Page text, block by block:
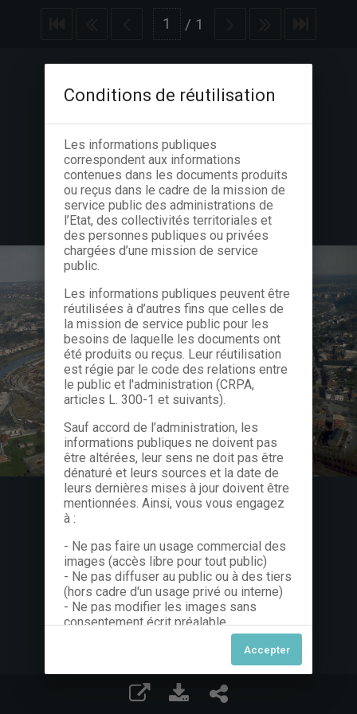
/ 1
Conditions de réutilisation
Les informations publiques
correspondent aux informations
contenues dans les documents produits
ou reçus dans le cadre de la mission de
service public des administrations de
l’Etat, des collectivités territoriales et
des personnes publiques ou privées
chargées d’une mission de service
public.
Les informations publiques peuvent être
réutilisées à d’autres fins que celles de
la mission de service public pour les
besoins de laquelle les documents ont
été produits ou reçus. Leur réutilisation
est régie par le code des relations entre
le public et l'administration (CRPA,
articles L. 300-1 et suivants).
Sauf accord de l’administration, les
informations publiques ne doivent pas
être altérées, leur sens ne doit pas être
dénaturé et leurs sources et la date de
leurs dernières mises à jour doivent être
mentionnées. Ainsi, vous vous engagez
à :
- Ne pas faire un usage commercial des
images (accès libre pour tout public)
- Ne pas diffuser au public ou à des tiers
(hors cadre d'un usage privé ou interne)
- Ne pas modifier les images sans
consentement écrit préalable
Dans le cas contraire, nous vous invitons
à nous contacter afin de solliciter le type
de Licence souhaitée parmi celles
proposées et le cas échéant, acquitter